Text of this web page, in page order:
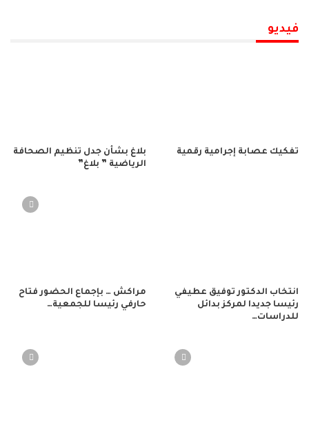
فيديو
تفكيك عصابة إجرامية رقمية
بلاغ بشأن جدل تنظيم الصحافة
الرياضية ” بلاغ”
انتخاب الدكتور توفيق عطيفي
رئيسا جديدا لمركز بدائل
للدراسات…
مراكش … بإجماع الحضور فتاح
حارفي رئيسا للجمعية…